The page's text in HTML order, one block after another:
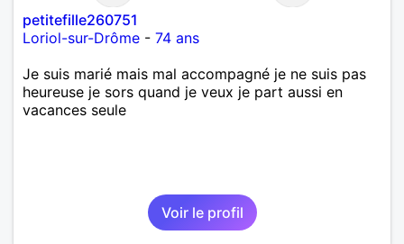
petitefille260751
Loriol-sur-Drôme - 74 ans
Je suis marié mais mal accompagné je ne suis pas
heureuse je sors quand je veux je part aussi en
vacances seule
Voir le profil